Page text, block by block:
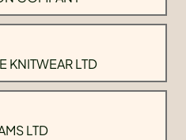
KNITWEAR LTD
LTD